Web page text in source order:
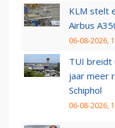
KLM stelt
Airbus
06-08-2026,
TUI breidt
jaar meer
Schiphol
06-08-2026,